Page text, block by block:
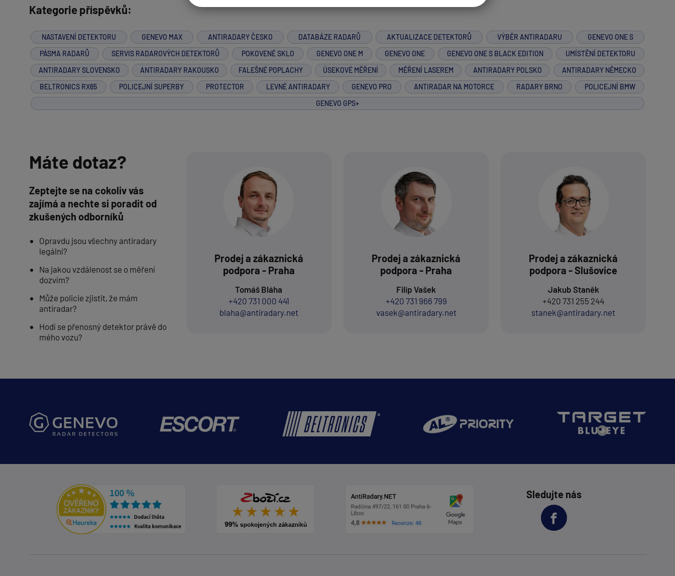
Kategorie příspěvků:
NASTAVENÍ DETEKTORU GENEVO MAX ANTIRADARY ČESKO DATABÁZE RADARŮ AKTUALIZACE DETEKTORŮ VÝBĚR ANTIRADARU
GENEVO ONE S
PÁSMA RADARŮ
SERVIS RADAROVÝCH DETEKTORŮ POKOVENÉ SKLO GENEVO ONE M GENEVO ONE GENEVO ONE S BLACK EDITION
UMÍSTĚNÍ DETEKTORU
ANTIRADARY SLOVENSKO
ANTIRADARY RAKOUSKO FALEŠNÉ POPLACHY ÚSEKOVÉ MĚŘENÍ MĚŘENÍ LASEREM ANTIRADARY POLSKO
ANTIRADARY NĚMECKO
BELTRONICS RX65
POLICEJNÍ SUPERBY PROTECTOR LEVNÉ ANTIRADARY GENEVO PRO ANTIRADAR NA MOTORCE RADARY BRNO
POLICEJNÍ BMW
GENEVO GPS+
Máte dotaz?
Zeptejte se na cokoliv vás
zajímá a nechte si poradit od
zkušených odborníků
Opravdu jsou všechny antiradary
legální?
Na jakou vzdálenost se o měření
dozvím?
Může policie zjistit, že mám
antiradar?
Hodí se přenosný detektor právě do
mého vozu?
Prodej a zákaznická
podpora - Praha
Tomáš Bláha
+420 731 000 441
blaha@antiradary.net
Prodej a zákaznická
podpora - Praha
Filip Vašek
+420 731 966 799
vasek@antiradary.net
Prodej a zákaznická
podpora - Slušovice
Jakub Staněk
+420 731 255 244
stanek@antiradary.net
Sledujte nás